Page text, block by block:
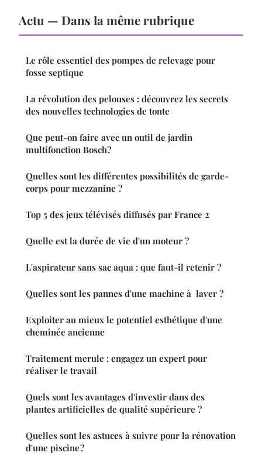
Actu — Dans la même rubrique
Le rôle essentiel des pompes de relevage pour
fosse septique
La révolution des pelouses : découvrez les secrets
des nouvelles technologies de tonte
Que peut-on faire avec un outil de jardin
multifonction Bosch?
Quelles sont les différentes possibilités de garde-
corps pour mezzanine ?
Top 5 des jeux télévisés diffusés par France 2
Quelle est la durée de vie d'un moteur ?
L'aspirateur sans sac aqua : que faut-il retenir ?
Quelles sont les pannes d'une machine à laver ?
Exploiter au mieux le potentiel esthétique d'une
cheminée ancienne
Traitement merule : engagez un expert pour
réaliser le travail
Quels sont les avantages d'investir dans des
plantes artificielles de qualité supérieure ?
Quelles sont les astuces à suivre pour la rénovation
d'une piscine ?